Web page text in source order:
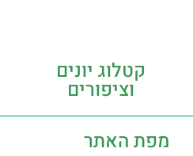
קטלוג יונים
וציפורים
מפת האתר